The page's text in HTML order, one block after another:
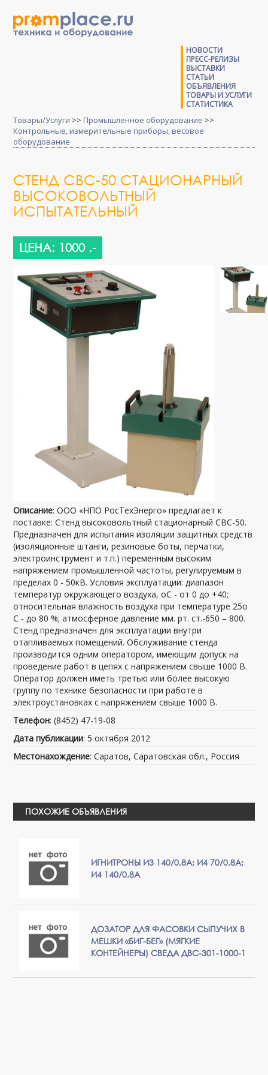
НОВОСТИ
ПРЕСС-РЕЛИЗЫ
ВЫСТАВКИ
СТАТЬИ
ОБЪЯВЛЕНИЯ
ТОВАРЫ И УСЛУГИ
СТАТИСТИКА
Товары/Услуги >> Промышленное оборудование >>
Контрольные, измерительные приборы, весовое
оборудование
СТЕНД СВС-50 СТАЦИОНАРНЫЙ
ВЫСОКОВОЛЬТНЫЙ
ИСПЫТАТЕЛЬНЫЙ
ЦЕНА: 1000 .-
Описание: ООО «НПО РосТехЭнерго» предлагает к
поставке: Стенд высоковольтный стационарный СВС-50.
Предназначен для испытания изоляции защитных средств
(изоляционные штанги, резиновые боты, перчатки,
электроинструмент и т.п.) переменным высоким
напряжением промышленной частоты, регулируемым в
пределах 0 - 50кВ. Условия эксплуатации: диапазон
температур окружающего воздуха, оС - от 0 до +40;
относительная влажность воздуха при температуре 25о
С - до 80 %; атмосферное давление мм. рт. ст.-650 – 800.
Стенд предназначен для эксплуатации внутри
отапливаемых помещений. Обслуживание стенда
производится одним оператором, имеющим допуск на
проведение работ в цепях с напряжением свыше 1000 В.
Оператор должен иметь третью или более высокую
группу по технике безопасности при работе в
электроустановках с напряжением свыше 1000 В.
Телефон: (8452) 47-19-08
Дата публикации: 5 октября 2012
Местонахождение: Саратов, Саратовская обл., Россия
ПОХОЖИЕ ОБЪЯВЛЕНИЯ
ИГНИТРОНЫ И3 140/0,8А; И4 70/0,8А;
И4 140/0,8А
ДОЗАТОР ДЛЯ ФАСОВКИ СЫПУЧИХ В
МЕШКИ «БИГ-БЕГ» (МЯГКИЕ
КОНТЕЙНЕРЫ) СВЕДА ДВС-301-1000-1